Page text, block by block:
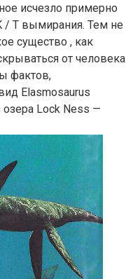
исчезло примерно
/ T вымирания. Тем не
существо , как
от человека
фактов,
Elasmosaurus
Lock Ness —